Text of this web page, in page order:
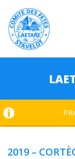
2019 –